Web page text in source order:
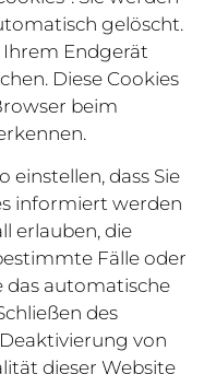
gelöscht.
Ihrem Endgerät
Diese Cookies
beim
einstellen, dass Sie
informiert werden
erlauben, die
Fälle oder
das automatische
des
von
dieser Website